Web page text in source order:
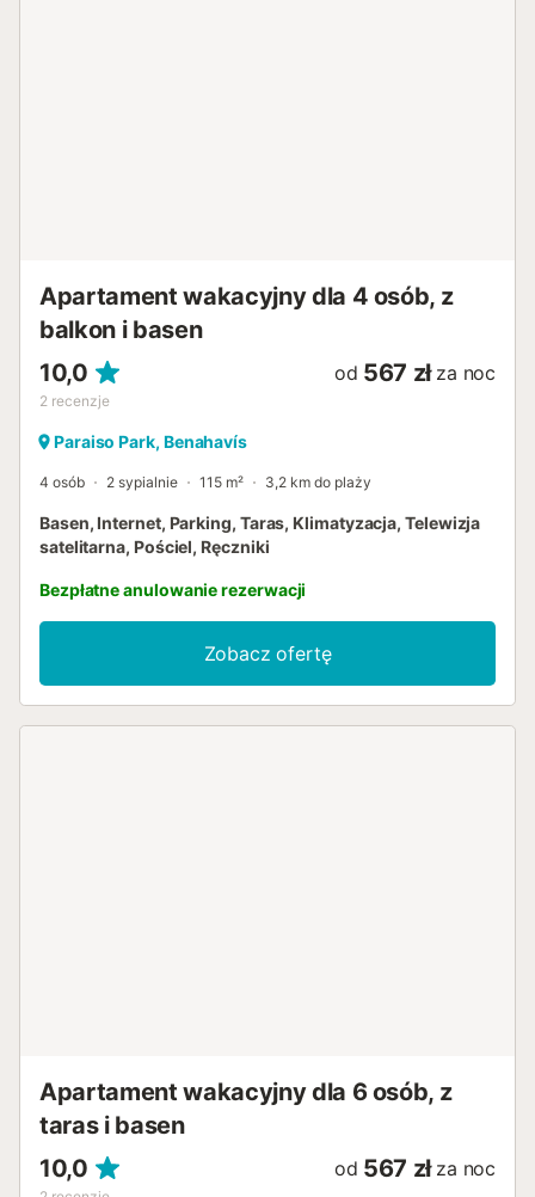
Apartament wakacyjny dla 4 osób, z
balkon i basen
10,0
2 recenzje
od 567 zł za noc
Paraiso Park, Benahavís
4 osób 2 sypialnie 115 m² 3,2 km do plaży
Basen, Internet, Parking, Taras, Klimatyzacja, Telewizja
satelitarna, Pościel, Ręczniki
Bezpłatne anulowanie rezerwacji
Zobacz ofertę
Apartament wakacyjny dla 6 osób, z
taras i basen
10,0
od 567 zł za noc